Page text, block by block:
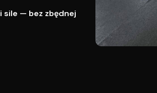
sile — bez zbędnej